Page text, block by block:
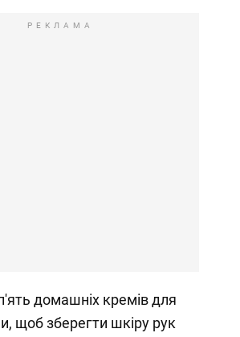
РЕКЛАМА
домашніх кремів для
щоб зберегти шкіру рук